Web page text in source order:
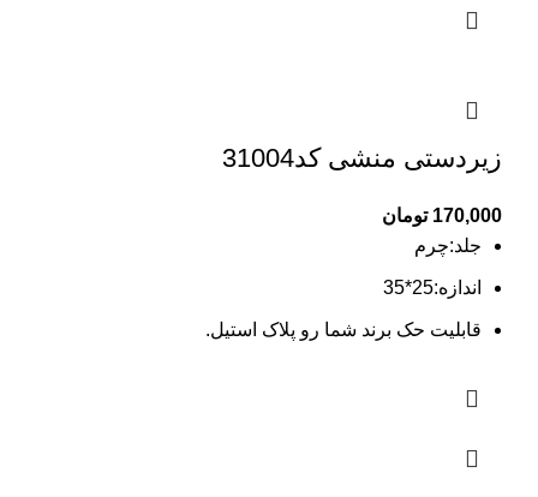
زیردستی منشی کد31004
170,000 تومان
جلد:چرم
اندازه:25*35
قابلیت حک برند شما رو پلاک استیل.